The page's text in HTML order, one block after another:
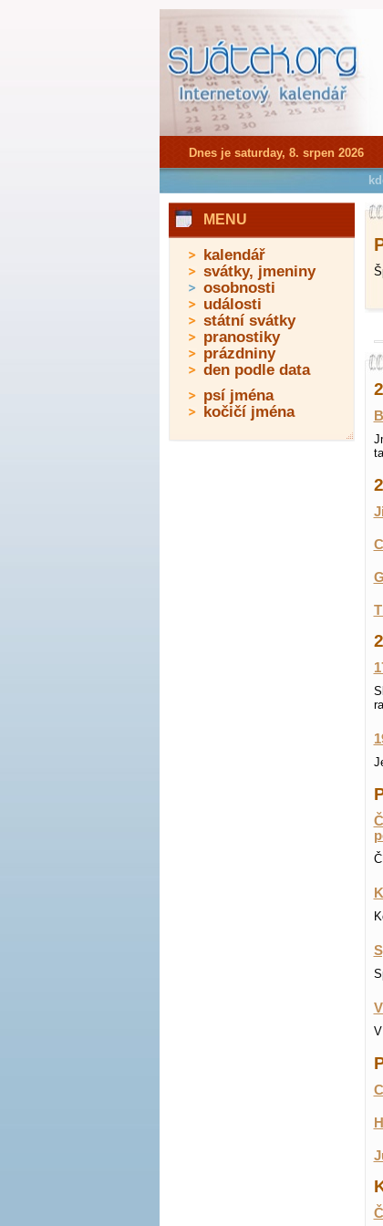
MENU
kalendář
svátky, jmeniny
osobnosti
události
státní svátky
pranostiky
prázdniny
den podle data
psí jména
kočičí jména
Dnes je saturday, 8. srpen 2026